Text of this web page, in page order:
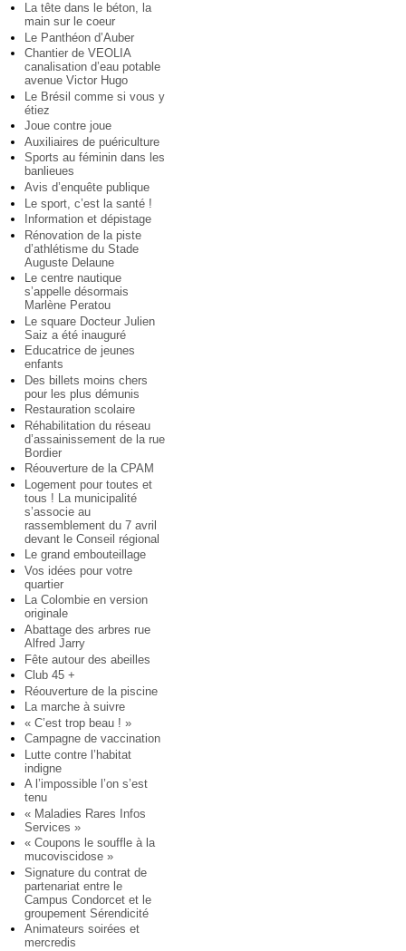
La tête dans le béton, la
main sur le coeur
Le Panthéon d’Auber
Chantier de VEOLIA
canalisation d’eau potable
avenue Victor Hugo
Le Brésil comme si vous y
étiez
Joue contre joue
Auxiliaires de puériculture
Sports au féminin dans les
banlieues
Avis d’enquête publique
Le sport, c’est la santé !
Information et dépistage
Rénovation de la piste
d’athlétisme du Stade
Auguste Delaune
Le centre nautique
s’appelle désormais
Marlène Peratou
Le square Docteur Julien
Saiz a été inauguré
Educatrice de jeunes
enfants
Des billets moins chers
pour les plus démunis
Restauration scolaire
Réhabilitation du réseau
d’assainissement de la rue
Bordier
Réouverture de la CPAM
Logement pour toutes et
tous ! La municipalité
s’associe au
rassemblement du 7 avril
devant le Conseil régional
Le grand embouteillage
Vos idées pour votre
quartier
La Colombie en version
originale
Abattage des arbres rue
Alfred Jarry
Fête autour des abeilles
Club 45 +
Réouverture de la piscine
La marche à suivre
« C’est trop beau ! »
Campagne de vaccination
Lutte contre l’habitat
indigne
A l’impossible l’on s’est
tenu
« Maladies Rares Infos
Services »
« Coupons le souffle à la
mucoviscidose »
Signature du contrat de
partenariat entre le
Campus Condorcet et le
groupement Sérendicité
Animateurs soirées et
mercredis